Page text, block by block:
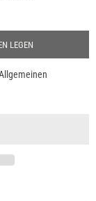
LEGEN